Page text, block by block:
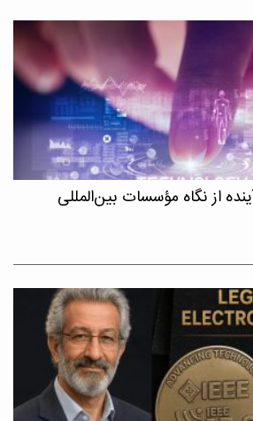
از نگاه مؤسسات بین‌المللی